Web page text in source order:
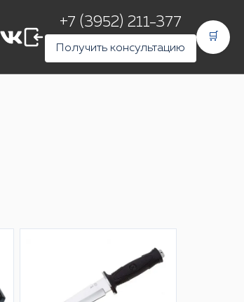
+7 (3952) 211-377
Получить консультацию
🛒